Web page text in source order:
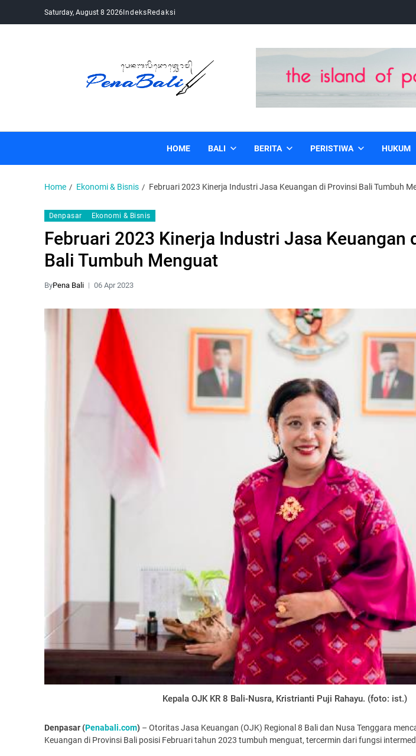
Saturday, August 8 2026IndeksRedaksi
HOME BALI BERITA PERISTIWA HUKUM
Home Ekonomi & Bisnis Februari 2023 Kinerja Industri Jasa Keuangan di Provinsi Bali Tumbuh
Denpasar Ekonomi & Bisnis
Februari 2023 Kinerja Industri Jasa Keuangan
Bali Tumbuh Menguat
ByPena Bali 06 Apr 2023
Kepala OJK KR 8 Bali-Nusra, Kristrianti Puji Rahayu. (foto: ist.)
Denpasar (Penabali.com) – Otoritas Jasa Keuangan (OJK) Regional 8 Bali dan Nusa Tenggara
Keuangan di Provinsi Bali posisi Februari tahun 2023 tumbuh menguat, tercermin dari fungsi